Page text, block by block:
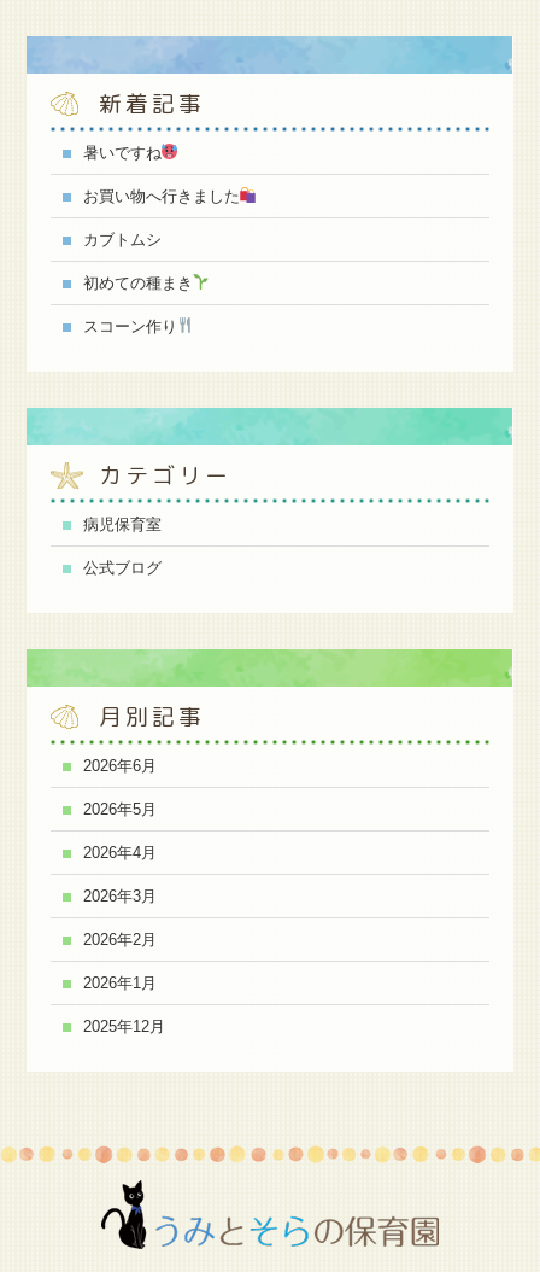
新着記事
暑いですね
お買い物へ行きました
カブトムシ
初めての種まき
スコーン作り
カテゴリー
病児保育室
公式ブログ
月別記事
2026年6月
2026年5月
2026年4月
2026年3月
2026年2月
2026年1月
2025年12月